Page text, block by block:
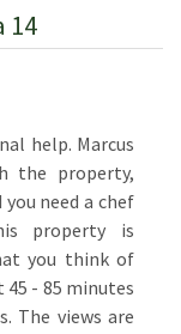
14
help. Marcus
the property,
need a chef
property is
you think of
45 - 85 minutes
The views are